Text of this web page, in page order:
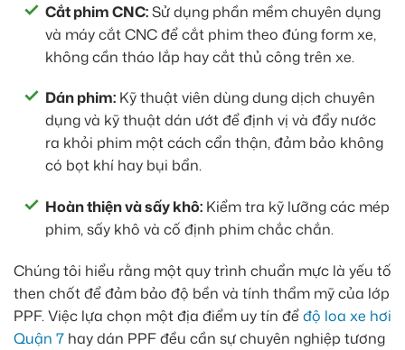
Cắt phim CNC:Sử dụng phần mềm chuyên dụng
và máy cắt CNC để cắt phim theo đúng form xe,
không cần tháo lắp hay cắt thủ công trên xe.
Dán phim: Kỹ thuật viên dùng dung dịch chuyên
dụng và kỹ thuật dán ướt để định vị và đẩy nước
ra khỏi phim một cách cẩn thận, đảm bảo không
có bọt khí hay bụi bẩn.
Hoàn thiện và sấy khô: Kiểm tra kỹ lưỡng các mép
phim, sấy khô và cố định phim chắc chắn.
Chúng tôi hiểu rằng một quy trình chuẩn mực là yếu tố
then chốt để đảm bảo độ bền và tính thẩm mỹ của lớp
PPF. Việc lựa chọn một địa điểm uy tín đểđộ loa xe hơi
Quận 7 hay dán PPF đều cần sự chuyên nghiệp tương